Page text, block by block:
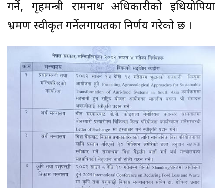
गर्ने, गृहमन्त्री रामनाथ अधिकारीको इथियोपिया
भ्रमण स्वीकृत गर्नेलगायतका निर्णय गरेको छ ।